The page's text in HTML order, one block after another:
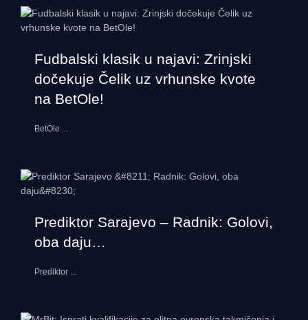
Fudbalski klasik u najavi: Zrinjski
dočekuje Čelik uz vrhunske kvote
na BetOle!
BetOle ...
Prediktor Sarajevo – Radnik: Golovi,
oba daju…
Prediktor ...